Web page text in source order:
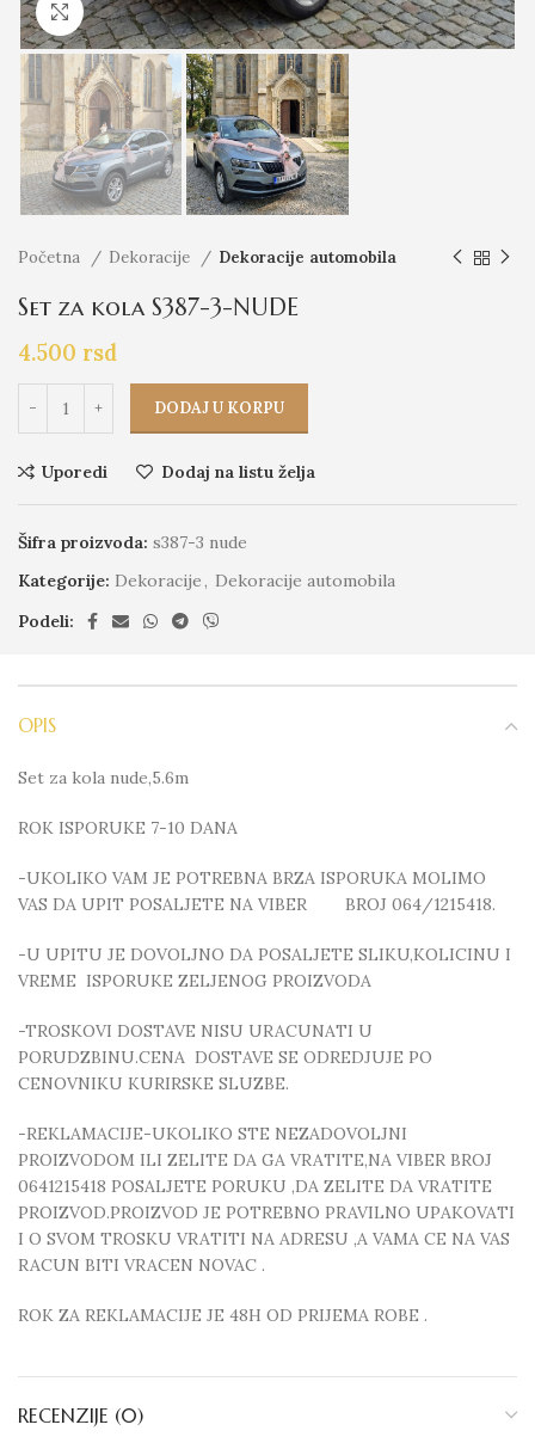
Click to enlarge
Početna Dekoracije Dekoracije automobila
Set za kola S387-3-NUDE
4.500 rsd
DODAJ U KORPU
Uporedi Dodaj na listu želja
Šifra proizvoda: s387-3 nude
Kategorije: Dekoracije, Dekoracije automobila
Podeli:
OPIS
Set za kola nude,5.6m
ROK ISPORUKE 7-10 DANA
-UKOLIKO VAM JE POTREBNA BRZA ISPORUKA MOLIMO
VAS DA UPIT POSALJETE NA VIBER BROJ 064/1215418.
-U UPITU JE DOVOLJNO DA POSALJETE SLIKU,KOLICINU I
VREME ISPORUKE ZELJENOG PROIZVODA
-TROSKOVI DOSTAVE NISU URACUNATI U
PORUDZBINU.CENA DOSTAVE SE ODREDJUJE PO
CENOVNIKU KURIRSKE SLUZBE.
-REKLAMACIJE-UKOLIKO STE NEZADOVOLJNI
PROIZVODOM ILI ZELITE DA GA VRATITE,NA VIBER BROJ
0641215418 POSALJETE PORUKU ,DA ZELITE DA VRATITE
PROIZVOD.PROIZVOD JE POTREBNO PRAVILNO UPAKOVATI
I O SVOM TROSKU VRATITI NA ADRESU ,A VAMA CE NA VAS
RACUN BITI VRACEN NOVAC .
ROK ZA REKLAMACIJE JE 48H OD PRIJEMA ROBE .
RECENZIJE (0)